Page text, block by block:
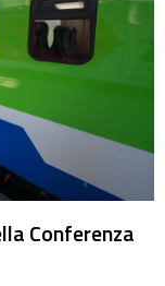
Conferenza